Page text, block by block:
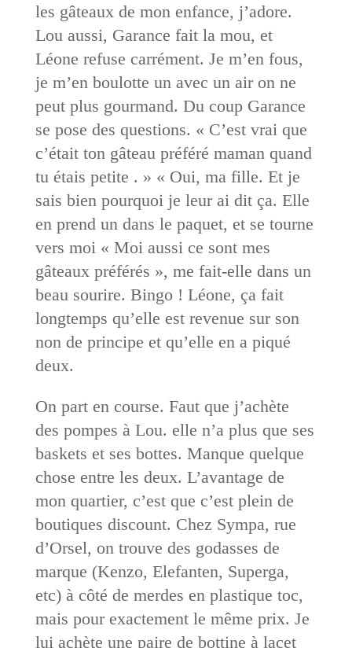
les gâteaux de mon enfance, j’adore.
Lou aussi, Garance fait la mou, et
Léone refuse carrément. Je m’en fous,
je m’en boulotte un avec un air on ne
peut plus gourmand. Du coup Garance
se pose des questions. « C’est vrai que
c’était ton gâteau préféré maman quand
tu étais petite . » « Oui, ma fille. Et je
sais bien pourquoi je leur ai dit ça. Elle
en prend un dans le paquet, et se tourne
vers moi « Moi aussi ce sont mes
gâteaux préférés », me fait-elle dans un
beau sourire. Bingo ! Léone, ça fait
longtemps qu’elle est revenue sur son
non de principe et qu’elle en a piqué
deux.
On part en course. Faut que j’achète
des pompes à Lou. elle n’a plus que ses
baskets et ses bottes. Manque quelque
chose entre les deux. L’avantage de
mon quartier, c’est que c’est plein de
boutiques discount. Chez Sympa, rue
d’Orsel, on trouve des godasses de
marque (Kenzo, Elefanten, Superga,
etc) à côté de merdes en plastique toc,
mais pour exactement le même prix. Je
lui achète une paire de bottine à lacet